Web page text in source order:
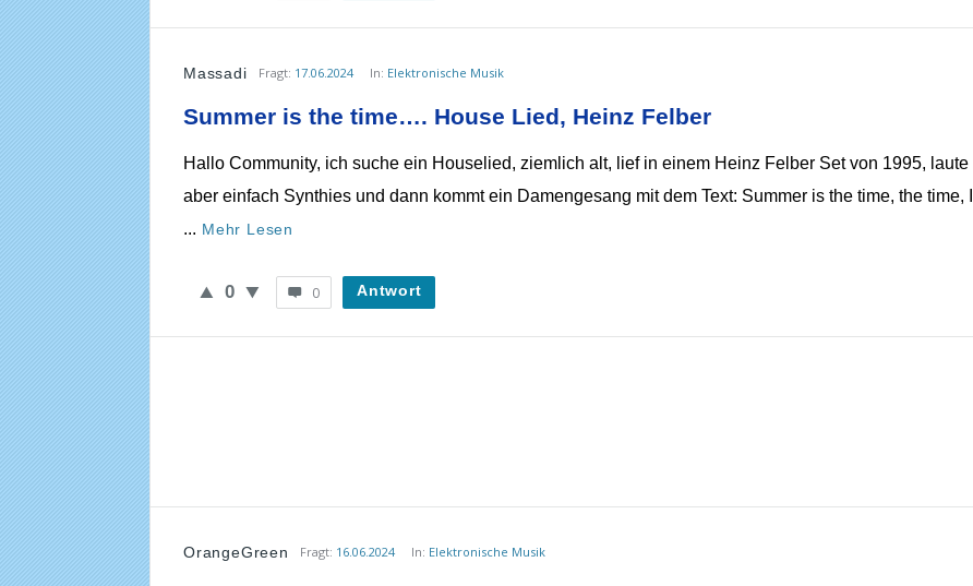
Massadi Fragt: 17.06.2024 In: Elektronische Musik
Summer is the time…. House Lied, Heinz Felber
Hallo Community, ich suche ein Houselied, ziemlich alt, lief in einem Heinz Felber Set von 1995, laute
aber einfach Synthies und dann kommt ein Damengesang mit dem Text: Summer is the time, the time, I
... Mehr Lesen
0 0 Antwort
OrangeGreen Fragt: 16.06.2024 In: Elektronische Musik